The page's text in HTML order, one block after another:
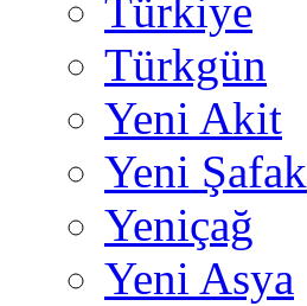
Türkiye
Türkgün
Yeni Akit
Yeni Şafak
Yeniçağ
Yeni Asya